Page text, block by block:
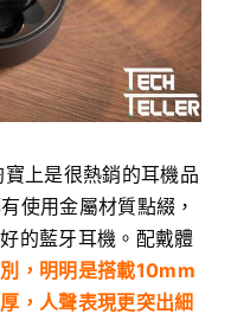
上是很熱銷的耳機品
使用金屬材質點綴，
的藍牙耳機。配戴體
，明明是搭載10mm
，人聲表現更突出細